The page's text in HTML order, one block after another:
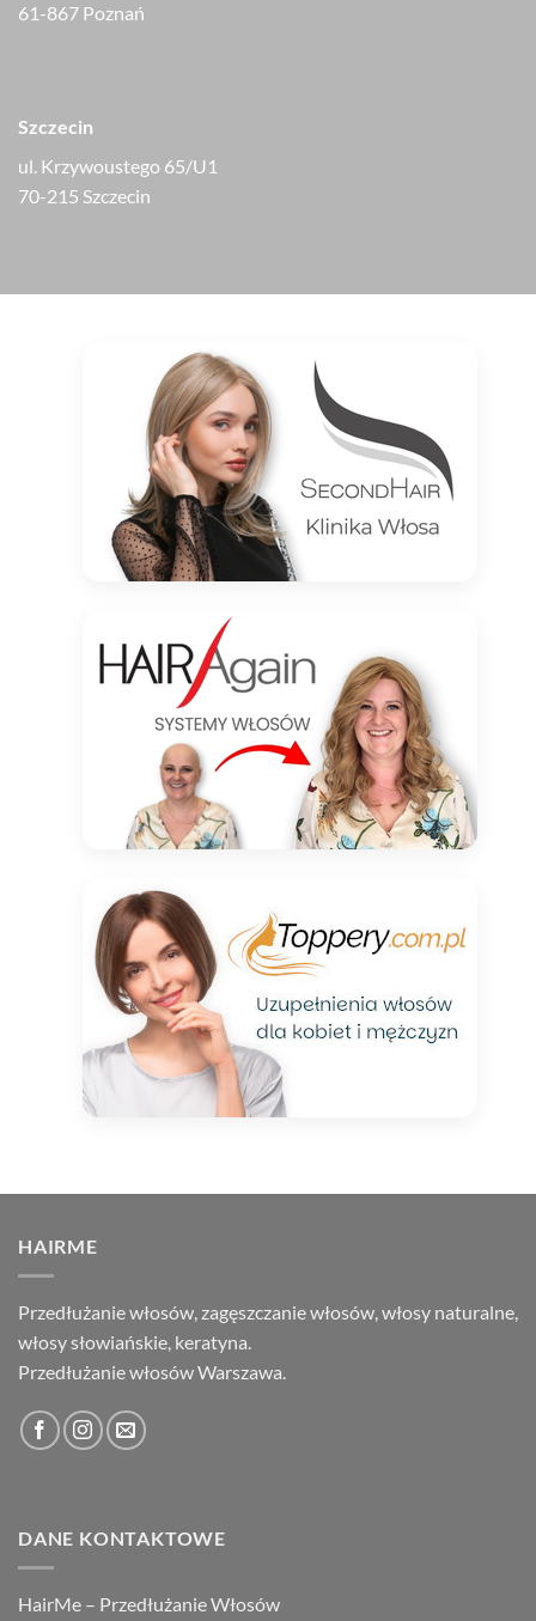
61-867 Poznań
Szczecin
ul. Krzywoustego 65/U1
70-215 Szczecin
HAIRME
Przedłużanie włosów, zagęszczanie włosów, włosy naturalne,
włosy słowiańskie, keratyna.
Przedłużanie włosów Warszawa.
DANE KONTAKTOWE
HairMe – Przedłużanie Włosów